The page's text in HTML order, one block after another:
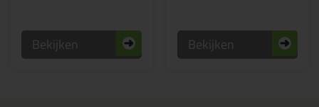
Bekijken Bekijken